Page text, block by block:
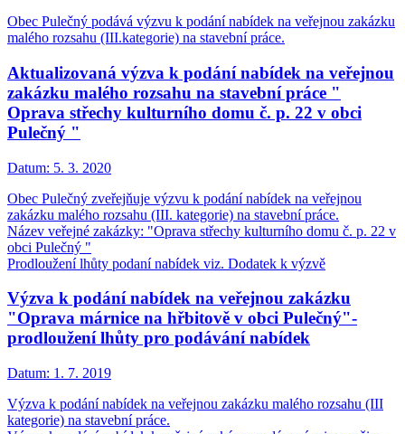
Obec Pulečný podává výzvu k podání nabídek na veřejnou zakázku
malého rozsahu (III.kategorie) na stavební práce.
Aktualizovaná výzva k podání nabídek na veřejnou
zakázku malého rozsahu na stavební práce "
Oprava střechy kulturního domu č. p. 22 v obci
Pulečný "
Datum: 5. 3. 2020
Obec Pulečný zveřejňuje výzvu k podání nabídek na veřejnou
zakázku malého rozsahu (III. kategorie) na stavební práce.
Název veřejné zakázky: "Oprava střechy kulturního domu č. p. 22 v
obci Pulečný "
Prodloužení lhůty podaní nabídek viz. Dodatek k výzvě
Výzva k podání nabídek na veřejnou zakázku
"Oprava márnice na hřbitově v obci Pulečný"-
prodloužení lhůty pro podávání nabídek
Datum: 1. 7. 2019
Výzva k podání nabídek na veřejnou zakázku malého rozsahu (III
kategorie) na stavební práce.